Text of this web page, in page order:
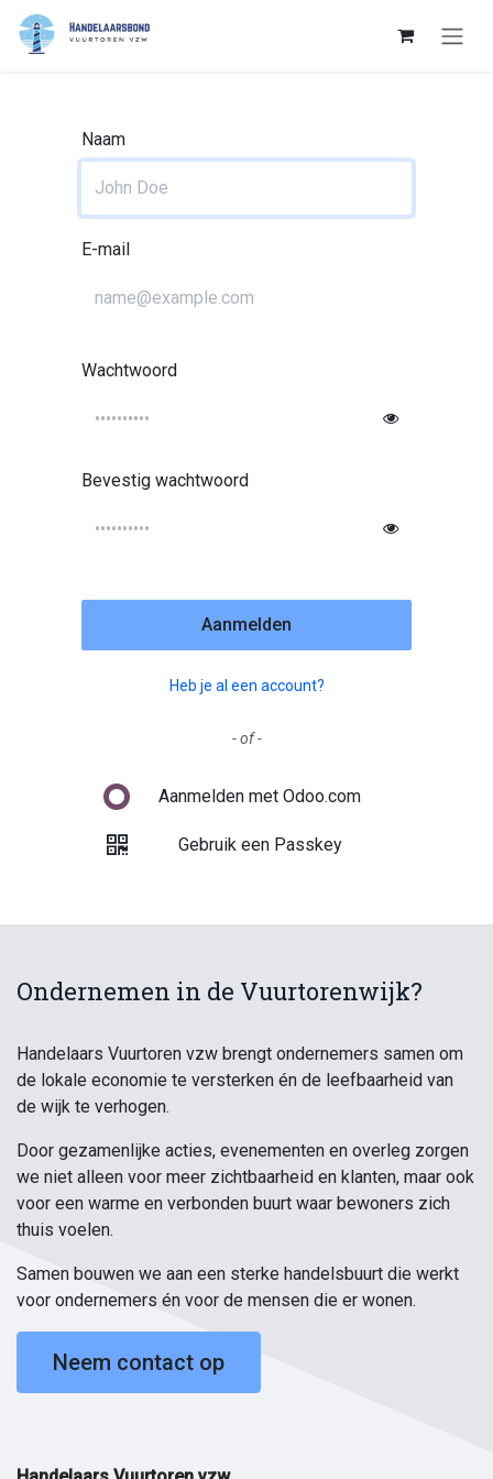
Overslaan naar inhoud
Naam
E-mail
Wachtwoord
Bevestig wachtwoord
Aanmelden
Heb je al een account?
- of -
Aanmelden met Odoo.com
Gebruik een Passkey
Ondernemen in de Vuurtorenwijk?
Handelaars Vuurtoren vzw brengt ondernemers samen om
de lokale economie te versterken én de leefbaarheid van
de wijk te verhogen.
Door gezamenlijke acties, evenementen en overleg zorgen
we niet alleen voor meer zichtbaarheid en klanten, maar ook
voor een warme en verbonden buurt waar bewoners zich
thuis voelen.
Samen bouwen we aan een sterke handelsbuurt die werkt
voor ondernemers én voor de mensen die er wonen.
Neem contact op